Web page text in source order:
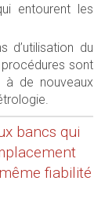
entourent les
d’utilisation du
sont
à de nouveaux
bancs qui
fiabilité